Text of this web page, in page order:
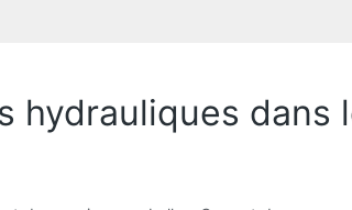
hydrauliques dans